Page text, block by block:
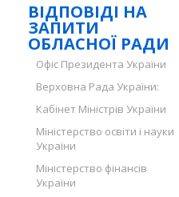
ВІДПОВІДІ НА
ЗАПИТИ
ОБЛАСНОЇ РАДИ
Офіс Президента України
Верховна Рада України:
Кабінет Міністрів України
Міністерство освіти і науки
України
Міністерство фінансів
України